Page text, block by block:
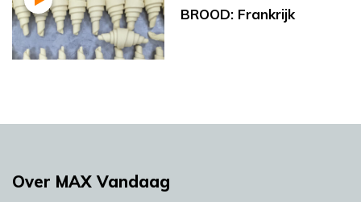
BROOD: Frankrijk
Over MAX Vandaag